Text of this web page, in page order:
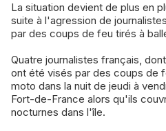
La situation devient de plus en plus intenable en Martinique
suite à l'agression de
par des coups de feu tirés à
Quatre journalistes français,
ont été visés par des coups de
moto dans la nuit de jeudi à
Fort-de-France alors qu'ils
nocturnes dans l'île.